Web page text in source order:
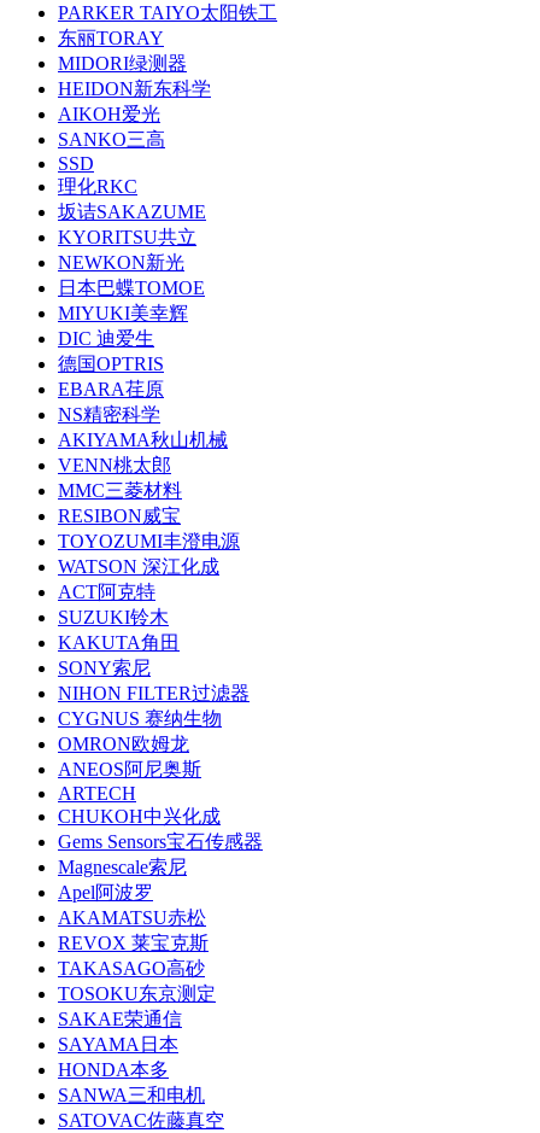
PARKER TAIYO太阳铁工
东丽TORAY
MIDORI绿测器
HEIDON新东科学
AIKOH爱光
SANKO三高
SSD
理化RKC
坂诘SAKAZUME
KYORITSU共立
NEWKON新光
日本巴蝶TOMOE
MIYUKI美幸辉
DIC 迪爱生
德国OPTRIS
EBARA荏原
NS精密科学
AKIYAMA秋山机械
VENN桃太郎
MMC三菱材料
RESIBON威宝
TOYOZUMI丰澄电源
WATSON 深江化成
ACT阿克特
SUZUKI铃木
KAKUTA角田
SONY索尼
NIHON FILTER过滤器
CYGNUS 赛纳生物
OMRON欧姆龙
ANEOS阿尼奥斯
ARTECH
CHUKOH中兴化成
Gems Sensors宝石传感器
Magnescale索尼
Apel阿波罗
AKAMATSU赤松
REVOX 莱宝克斯
TAKASAGO高砂
TOSOKU东京测定
SAKAE荣通信
SAYAMA日本
HONDA本多
SANWA三和电机
SATOVAC佐藤真空